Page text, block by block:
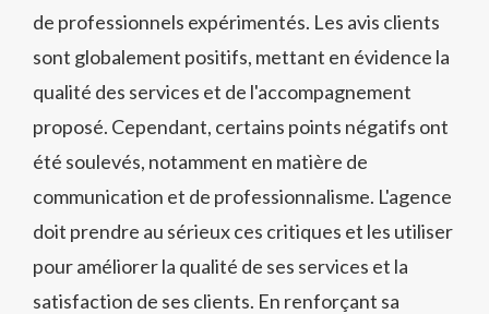
de professionnels expérimentés. Les avis clients
sont globalement positifs, mettant en évidence la
qualité des services et de l'accompagnement
proposé. Cependant, certains points négatifs ont
été soulevés, notamment en matière de
communication et de professionnalisme. L'agence
doit prendre au sérieux ces critiques et les utiliser
pour améliorer la qualité de ses services et la
satisfaction de ses clients. En renforçant sa